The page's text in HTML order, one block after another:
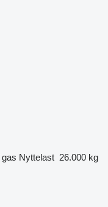
gas Nyttelast 26.000 kg